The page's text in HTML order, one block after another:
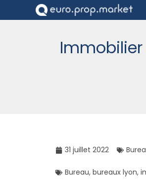
31 juillet 2022
Bureau, bureaux lyon,